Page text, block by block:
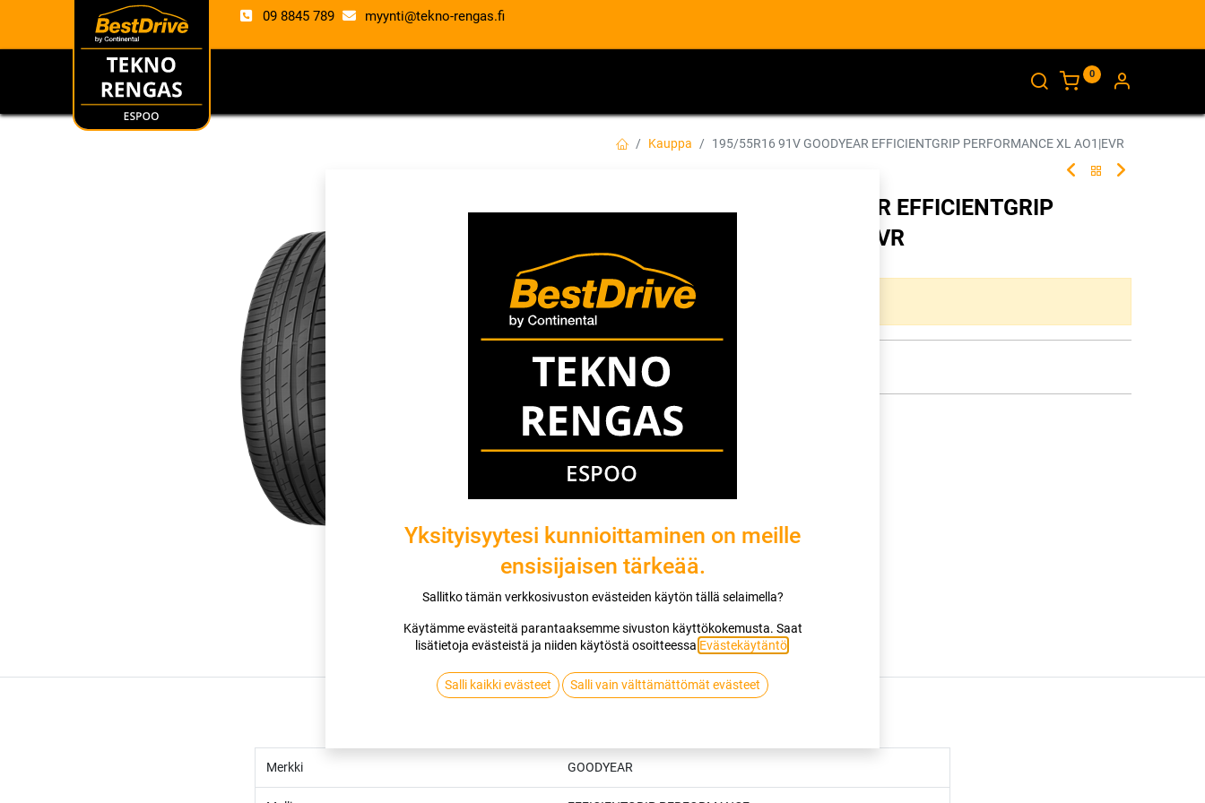
09 8845 789 myynti@tekno-rengas.fi
0
Kauppa 195/55R16 91V GOODYEAR EFFICIENTGRIP PERFORMANCE XL AO1|EVR
195/55R16 91V GOODYEAR EFFICIENTGRIP
PERFORMANCE XL AO1|EVR
EAN:4038526060631
Tällä tuotteella ei ole kelvollista yhdistelmää.
GOODYEAR
Jaa
Toimitusehdot
Merkki GOODYEAR
Yksityisyytesi kunnioittaminen on meille
ensisijaisen tärkeää.
Sallitko tämän verkkosivuston evästeiden käytön tällä selaimella?
Käytämme evästeitä parantaaksemme sivuston käyttökokemusta. Saat
lisätietoja evästeistä ja niiden käytöstä osoitteessa Evästekäytäntö.
Salli kaikki evästeet Salli vain välttämättömät evästeet